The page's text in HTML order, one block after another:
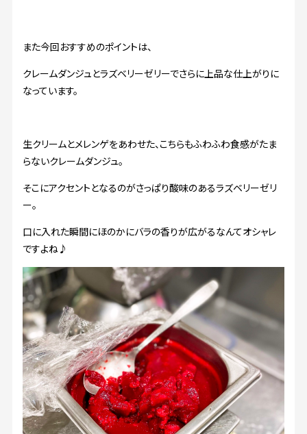
また今回おすすめのポイントは、
クレームダンジュとラズベリーゼリーでさらに上品な仕上がりに
なっています。
生クリームとメレンゲをあわせた、こちらもふわふわ食感がたま
らないクレームダンジュ。
そこにアクセントとなるのがさっぱり酸味のあるラズベリーゼリ
ー。
口に入れた瞬間にほのかにバラの香りが広がるなんてオシャレ
ですよね♪